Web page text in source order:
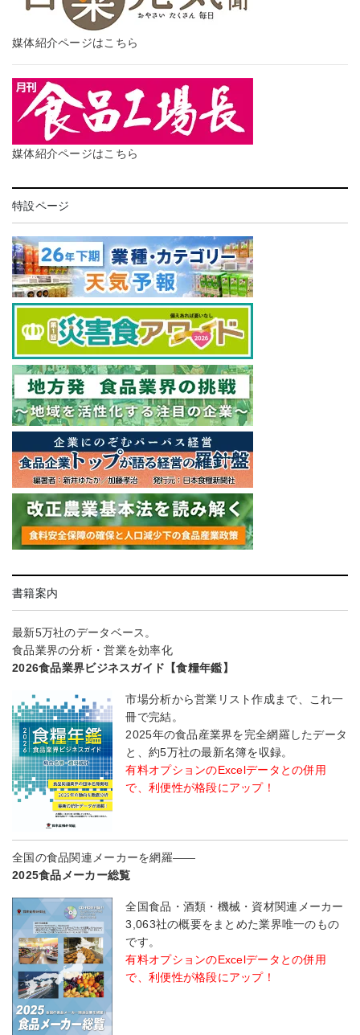
媒体紹介ページはこちら
媒体紹介ページはこちら
特設ページ
書籍案内
最新5万社のデータベース。
食品業界の分析・営業を効率化
2026食品業界ビジネスガイド【食糧年鑑】
市場分析から営業リスト作成まで、これ一
冊で完結。
2025年の食品産業界を完全網羅したデータ
と、約5万社の最新名簿を収録。
有料オプションのExcelデータとの併用
で、利便性が格段にアップ！
全国の食品関連メーカーを網羅――
2025食品メーカー総覧
全国食品・酒類・機械・資材関連メーカー
3,063社の概要をまとめた業界唯一のもの
です。
有料オプションのExcelデータとの併用
で、利便性が格段にアップ！